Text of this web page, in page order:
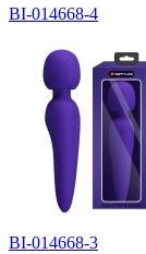
BI-014668-4
BI-014668-3